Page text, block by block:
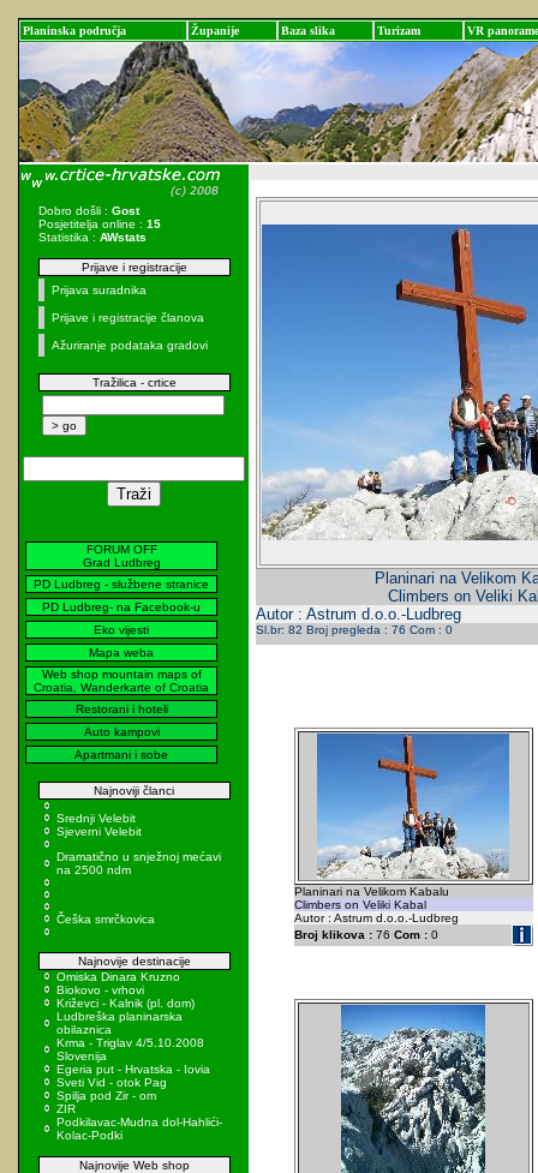
Planinska područja Županije Baza slika Turizam VR panorame
Dobro došli : Gost
Posjetitelja online : 15
Statistika : AWstats
Prijave i registracije
Prijava suradnika
Prijave i registracije članova
Ažuriranje podataka gradovi
Tražilica - crtice
FORUM OFF
Grad Ludbreg
PD Ludbreg - službene stranice
PD Ludbreg- na Facebook-u
Eko vijesti
Mapa weba
Web shop mountain maps of
Croatia, Wanderkarte of Croatia
Restorani i hoteli
Auto kampovi
Apartmani i sobe
Najnoviji članci
Srednji Velebit
Sjeverni Velebit
Dramatično u snježnoj mećavi
na 2500 ndm
Češka smrčkovica
Najnovije destinacije
Omiska Dinara Kruzno
Biokovo - vrhovi
Križevci - Kalnik (pl. dom)
Ludbreška planinarska
obilaznica
Krma - Triglav 4/5.10.2008
Slovenija
Egeria put - Hrvatska - Iovia
Sveti Vid - otok Pag
Spilja pod Zir - om
ZIR
Podkilavac-Mudna dol-Hahlići-
Kolac-Podki
Najnovije Web shop
Planinari na Velikom
Climbers on Veliki
Autor : Astrum d.o.o.-Ludbreg
Sl.br: 82 Broj pregleda : 76 Com : 0
Planinari na Velikom Kabalu
Climbers on Veliki Kabal
Autor : Astrum d.o.o.-Ludbreg
Broj klikova :76 Com :0